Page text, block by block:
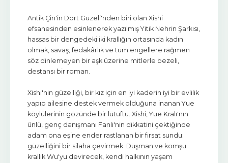
Antik Çin'in Dört Güzeli'nden biri olan Xishi
efsanesinden esinlenerek yazılmış Yitik Nehrin Şarkısı,
hassas bir dengedeki iki krallığın ortasında kadın
olmak, savaş, fedakârlık ve tüm engellere rağmen
söz dinlemeyen bir aşk üzerine mitlerle bezeli,
destansı bir roman.
Xishi'nin güzelliği, bir kız için en iyi kaderin iyi bir evlilik
yapıp ailesine destek vermek olduğuna inanan Yue
köylülerinin gözünde bir lütuftu. Xishi, Yue Kralı'nın
ünlü, genç danışmanı Fanli'nin dikkatini çektiğinde
adam ona eşine ender rastlanan bir fırsat sundu:
güzelliğini bir silaha çevirmek. Düşman ve komşu
krallık Wu'yu devirecek, kendi halkının yaşam